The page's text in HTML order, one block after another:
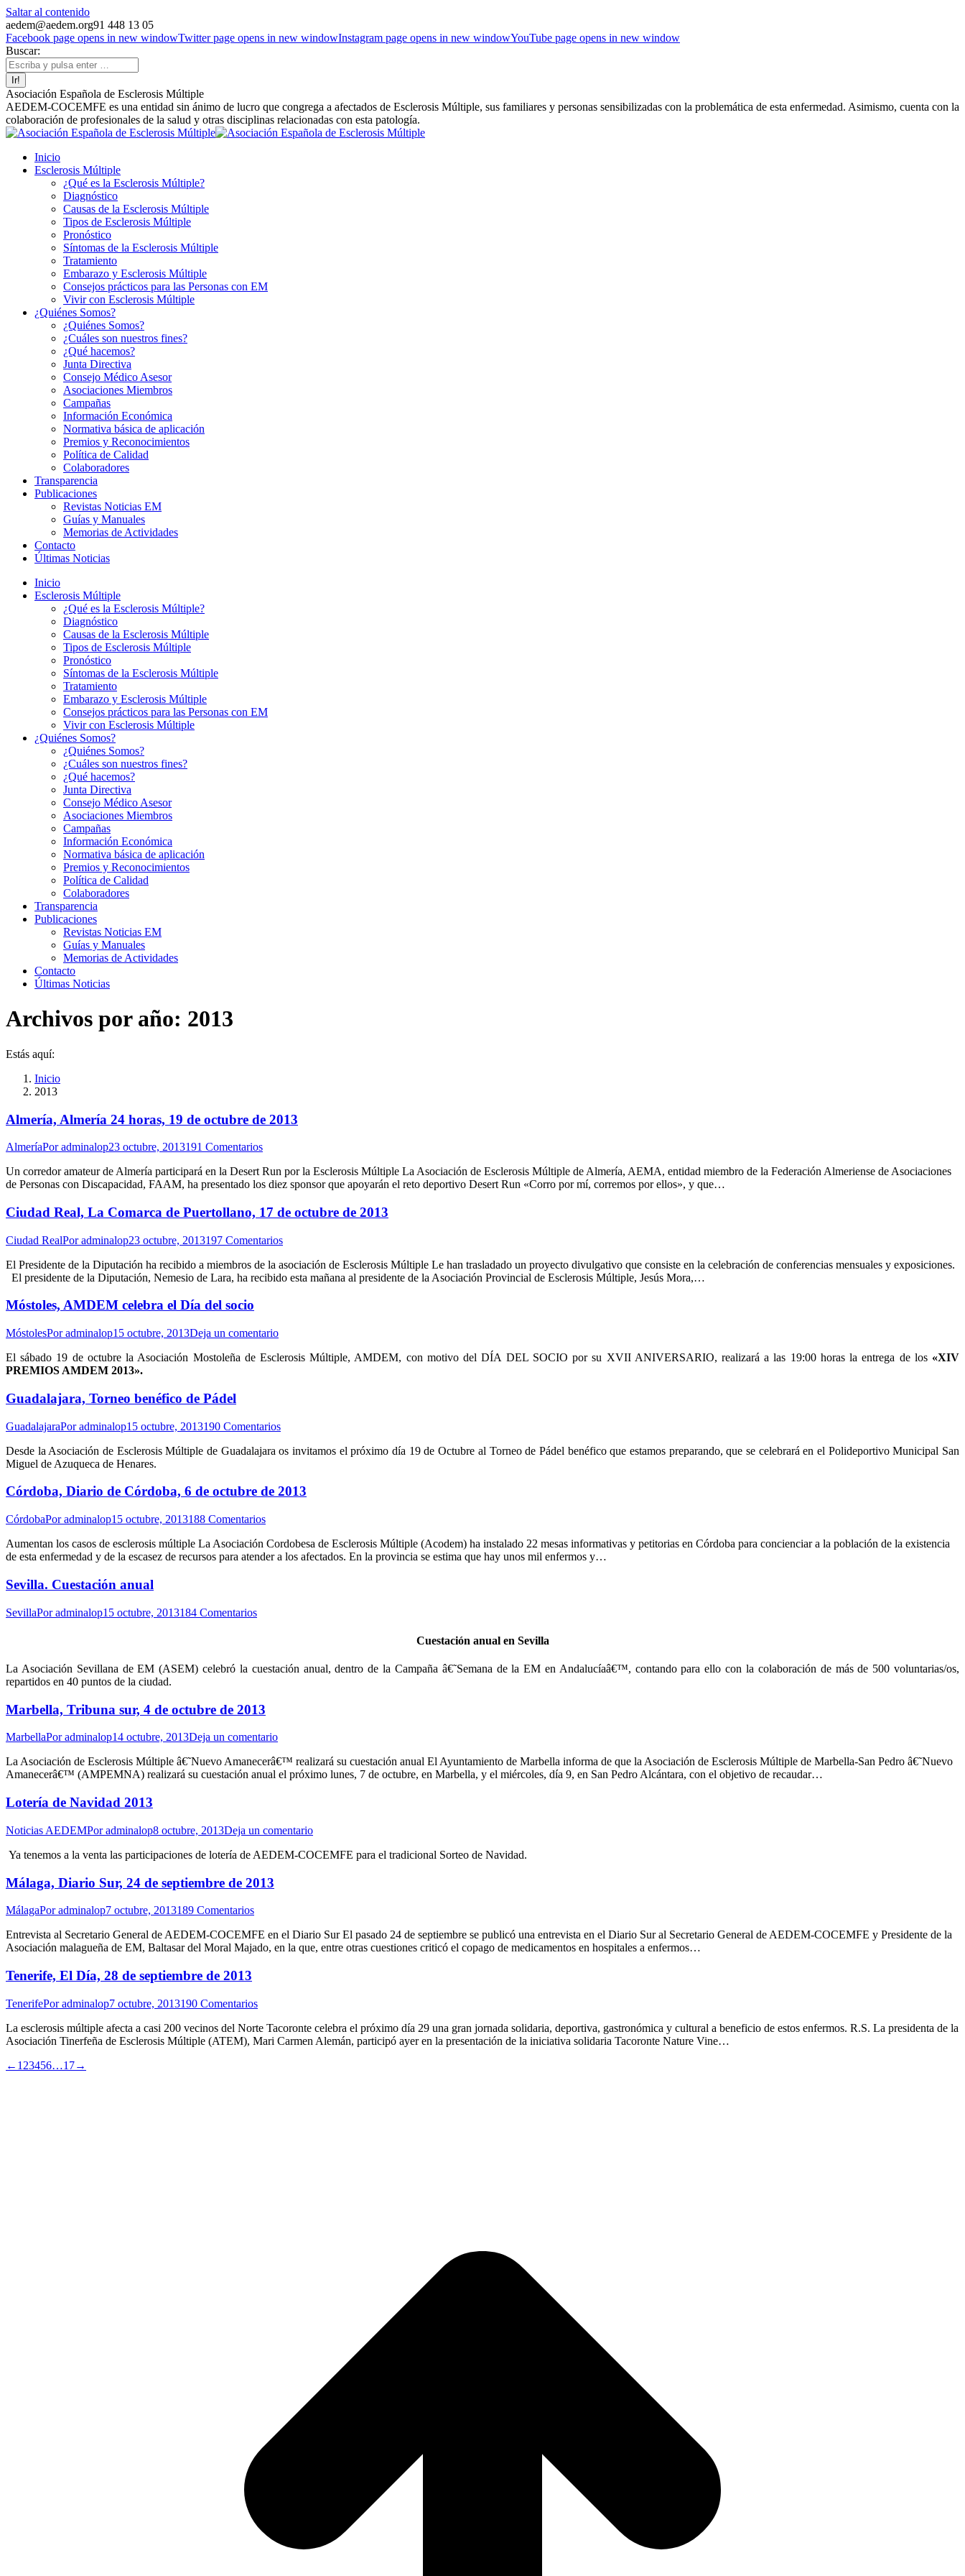
Saltar al contenido
aedem@aedem.org91 448 13 05
Facebook page opens in new windowTwitter page opens in new windowInstagram page opens in new windowYouTube page opens in new window
Buscar:
Asociación Española de Esclerosis Múltiple
AEDEM-COCEMFE es una entidad sin ánimo de lucro que congrega a afectados de Esclerosis Múltiple, sus familiares y personas sensibilizadas con la problemática de esta enfermedad. Asimismo, cuenta con la
colaboración de profesionales de la salud y otras disciplinas relacionadas con esta patología.
Inicio
Esclerosis Múltiple
¿Qué es la Esclerosis Múltiple?
Diagnóstico
Causas de la Esclerosis Múltiple
Tipos de Esclerosis Múltiple
Pronóstico
Síntomas de la Esclerosis Múltiple
Tratamiento
Embarazo y Esclerosis Múltiple
Consejos prácticos para las Personas con EM
Vivir con Esclerosis Múltiple
¿Quiénes Somos?
¿Quiénes Somos?
¿Cuáles son nuestros fines?
¿Qué hacemos?
Junta Directiva
Consejo Médico Asesor
Asociaciones Miembros
Campañas
Información Económica
Normativa básica de aplicación
Premios y Reconocimientos
Política de Calidad
Colaboradores
Transparencia
Publicaciones
Revistas Noticias EM
Guías y Manuales
Memorias de Actividades
Contacto
Últimas Noticias
Inicio
Esclerosis Múltiple
¿Qué es la Esclerosis Múltiple?
Diagnóstico
Causas de la Esclerosis Múltiple
Tipos de Esclerosis Múltiple
Pronóstico
Síntomas de la Esclerosis Múltiple
Tratamiento
Embarazo y Esclerosis Múltiple
Consejos prácticos para las Personas con EM
Vivir con Esclerosis Múltiple
¿Quiénes Somos?
¿Quiénes Somos?
¿Cuáles son nuestros fines?
¿Qué hacemos?
Junta Directiva
Consejo Médico Asesor
Asociaciones Miembros
Campañas
Información Económica
Normativa básica de aplicación
Premios y Reconocimientos
Política de Calidad
Colaboradores
Transparencia
Publicaciones
Revistas Noticias EM
Guías y Manuales
Memorias de Actividades
Contacto
Últimas Noticias
Archivos por año: 2013
Estás aquí:
Inicio
2013
Almería, Almería 24 horas, 19 de octubre de 2013
AlmeríaPoradminalop23 octubre, 2013191 Comentarios
Un corredor amateur de Almería participará en la Desert Run por la Esclerosis Múltiple La Asociación de Esclerosis Múltiple de Almería, AEMA, entidad miembro de la Federación Almeriense de Asociaciones
de Personas con Discapacidad, FAAM, ha presentado los diez sponsor que apoyarán el reto deportivo Desert Run «Corro por mí, corremos por ellos», y que…
Ciudad Real, La Comarca de Puertollano, 17 de octubre de 2013
Ciudad RealPoradminalop23 octubre, 2013197 Comentarios
El Presidente de la Diputación ha recibido a miembros de la asociación de Esclerosis Múltiple Le han trasladado un proyecto divulgativo que consiste en la celebración de conferencias mensuales y exposiciones.
El presidente de la Diputación, Nemesio de Lara, ha recibido esta mañana al presidente de la Asociación Provincial de Esclerosis Múltiple, Jesús Mora,…
Móstoles, AMDEM celebra el Día del socio
MóstolesPoradminalop15 octubre, 2013Deja un comentario
El sábado 19 de octubre la Asociación Mostoleña de Esclerosis Múltiple, AMDEM, con motivo del DÍA DEL SOCIO por su XVII ANIVERSARIO, realizará a las 19:00 horas la entrega de los«XIV
PREMIOS AMDEM 2013».
Guadalajara, Torneo benéfico de Pádel
GuadalajaraPoradminalop15 octubre, 2013190 Comentarios
Desde la Asociación de Esclerosis Múltiple de Guadalajara os invitamos el próximo día 19 de Octubre al Torneo de Pádel benéfico que estamos preparando, que se celebrará en el Polideportivo Municipal San
Miguel de Azuqueca de Henares.
Córdoba, Diario de Córdoba, 6 de octubre de 2013
CórdobaPoradminalop15 octubre, 2013188 Comentarios
Aumentan los casos de esclerosis múltiple La Asociación Cordobesa de Esclerosis Múltiple (Acodem) ha instalado 22 mesas informativas y petitorias en Córdoba para concienciar a la población de la existencia
de esta enfermedad y de la escasez de recursos para atender a los afectados. En la provincia se estima que hay unos mil enfermos y…
Sevilla. Cuestación anual
SevillaPoradminalop15 octubre, 2013184 Comentarios
Cuestación anual en Sevilla
La Asociación Sevillana de EM (ASEM) celebró la cuestación anual, dentro de la Campaña â€˜Semana de la EM en Andalucíaâ€™, contando para ello con la colaboración de más de 500 voluntarias/os,
repartidos en 40 puntos de la ciudad.
Marbella, Tribuna sur, 4 de octubre de 2013
MarbellaPoradminalop14 octubre, 2013Deja un comentario
La Asociación de Esclerosis Múltiple â€˜Nuevo Amanecerâ€™ realizará su cuestación anual El Ayuntamiento de Marbella informa de que la Asociación de Esclerosis Múltiple de Marbella-San Pedro â€˜Nuevo
Amanecerâ€™ (AMPEMNA) realizará su cuestación anual el próximo lunes, 7 de octubre, en Marbella, y el miércoles, día 9, en San Pedro Alcántara, con el objetivo de recaudar…
Lotería de Navidad 2013
Noticias AEDEMPoradminalop8 octubre, 2013Deja un comentario
Ya tenemos a la venta las participaciones de lotería de AEDEM-COCEMFE para el tradicional Sorteo de Navidad.
Málaga, Diario Sur, 24 de septiembre de 2013
MálagaPoradminalop7 octubre, 2013189 Comentarios
Entrevista al Secretario General de AEDEM-COCEMFE en el Diario Sur El pasado 24 de septiembre se publicó una entrevista en el Diario Sur al Secretario General de AEDEM-COCEMFE y Presidente de la
Asociación malagueña de EM, Baltasar del Moral Majado, en la que, entre otras cuestiones criticó el copago de medicamentos en hospitales a enfermos…
Tenerife, El Día, 28 de septiembre de 2013
TenerifePoradminalop7 octubre, 2013190 Comentarios
La esclerosis múltiple afecta a casi 200 vecinos del Norte Tacoronte celebra el próximo día 29 una gran jornada solidaria, deportiva, gastronómica y cultural a beneficio de estos enfermos. R.S. La presidenta de la
Asociación Tinerfeña de Esclerosis Múltiple (ATEM), Mari Carmen Alemán, participó ayer en la presentación de la iniciativa solidaria Tacoronte Nature Vine…
← 1 23456…17→